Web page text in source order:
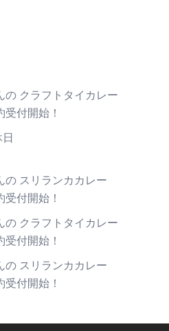
の クラフトタイカレー
付開始！
の スリランカカレー
付開始！
の クラフトタイカレー
付開始！
の スリランカカレー
付開始！